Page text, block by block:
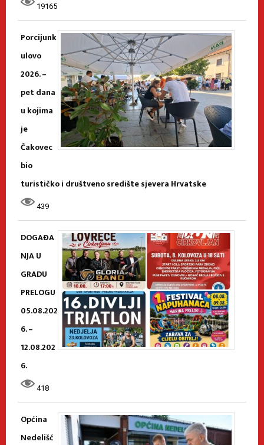
19165
Porcijunk
ulovo
2026. –
pet dana
u kojima
je
Čakovec
bio
turističko i društveno središte sjevera Hrvatske
439
DOGAĐA
NJA U
GRADU
PRELOGU
05.08.202
6. –
12.08.202
6.
418
Općina
Nedelišć